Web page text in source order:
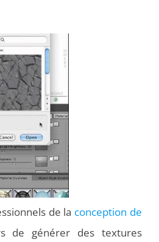
de la conception de
de générer des textures